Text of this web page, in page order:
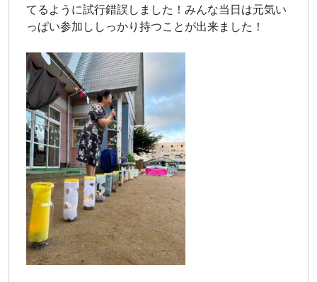
てるように試行錯誤しました！みんな当日は元気い
っぱい参加ししっかり持つことが出来ました！